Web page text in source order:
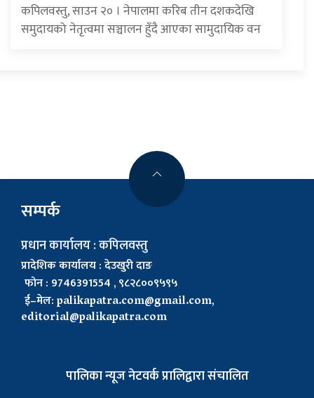
कपिलवस्तु, साउन २० । नेपालमा करिब तीन दशकदेखि
समुदायको नेतृत्वमा सञ्चालन हुँदै आएका सामुदायिक वन
सम्पर्क
प्रधान कार्यालय : कपिलवस्तु
प्रादेशिक कार्यालय : देउखुरी दाङ
फोन : 9746391554 , ९८२८००९५९५
ई–मेल:palikapatra.com@gmail.com,
editorial@palikapatra.com
पालिका न्यूज नेटवर्क प्रालिद्वारा संचालित